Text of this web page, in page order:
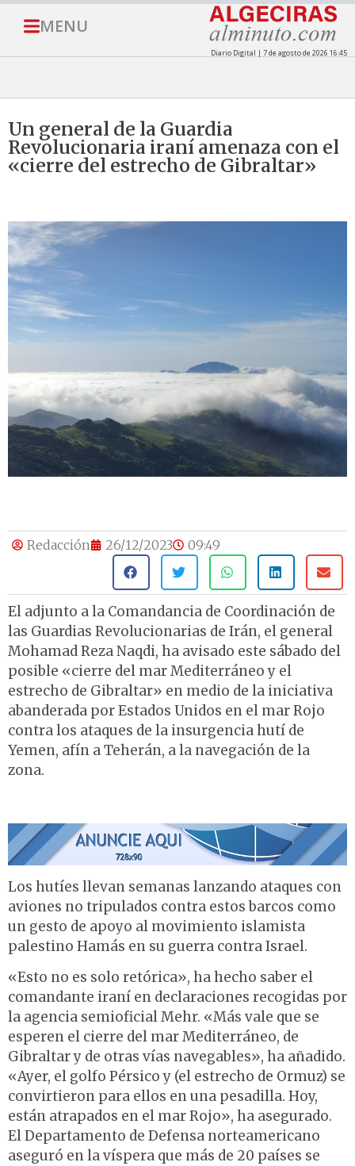
MENU
Diario Digital | 7 de agosto de 2026 16:45
Un general de la Guardia
Revolucionaria iraní amenaza con el
«cierre del estrecho de Gibraltar»
Redacción 26/12/2023 09:49
El adjunto a la Comandancia de Coordinación de
las Guardias Revolucionarias de Irán, el general
Mohamad Reza Naqdi, ha avisado este sábado del
posible «cierre del mar Mediterráneo y el
estrecho de Gibraltar» en medio de la iniciativa
abanderada por Estados Unidos en el mar Rojo
contra los ataques de la insurgencia hutí de
Yemen, afín a Teherán, a la navegación de la
zona.
Los hutíes llevan semanas lanzando ataques con
aviones no tripulados contra estos barcos como
un gesto de apoyo al movimiento islamista
palestino Hamás en su guerra contra Israel.
«Esto no es solo retórica», ha hecho saber el
comandante iraní en declaraciones recogidas por
la agencia semioficial Mehr. «Más vale que se
esperen el cierre del mar Mediterráneo, de
Gibraltar y de otras vías navegables», ha añadido.
«Ayer, el golfo Pérsico y (el estrecho de Ormuz) se
convirtieron para ellos en una pesadilla. Hoy,
están atrapados en el mar Rojo», ha asegurado.
El Departamento de Defensa norteamericano
aseguró en la víspera que más de 20 países se